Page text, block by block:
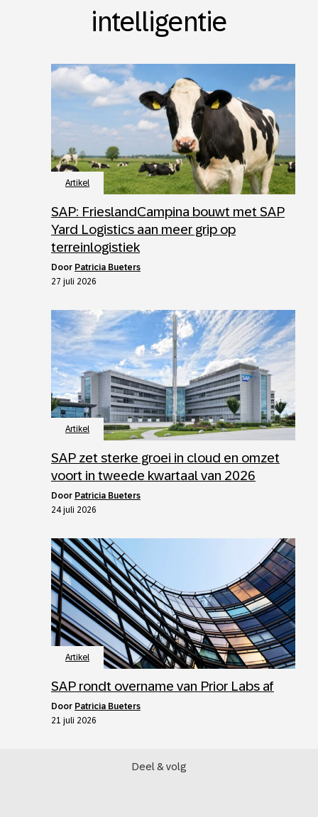
intelligentie
Artikel
SAP: FrieslandCampina bouwt met SAP
Yard Logistics aan meer grip op
terreinlogistiek
door Patricia Bueters
27 juli 2026
Artikel
SAP zet sterke groei in cloud en omzet
voort in tweede kwartaal van 2026
door Patricia Bueters
24 juli 2026
Artikel
SAP rondt overname van Prior Labs af
door Patricia Bueters
21 juli 2026
Deel & volg